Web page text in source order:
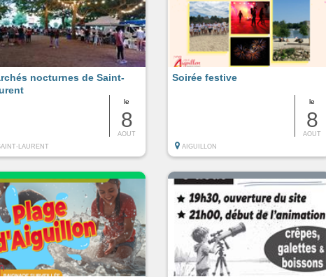
le
8
AOUT
nocturnes de Saint-
LAURENT
le
8
AOUT
Soirée festive
AIGUILLON